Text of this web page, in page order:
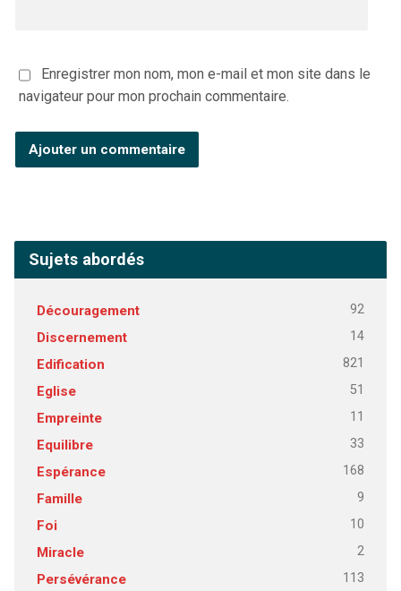
Enregistrer mon nom, mon e-mail et mon site dans le
navigateur pour mon prochain commentaire.
Sujets abordés
Découragement 92
Discernement 14
Edification 821
Eglise 51
Empreinte 11
Equilibre 33
Espérance 168
Famille 9
Foi 10
Miracle 2
Persévérance 113